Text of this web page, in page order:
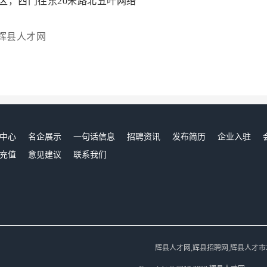
县人才网
心 名企展示 一句话信息 招聘资讯 发布简历 企业入驻
值 意见建议 联系我们
辉县人才网,辉县招聘网,辉县人才